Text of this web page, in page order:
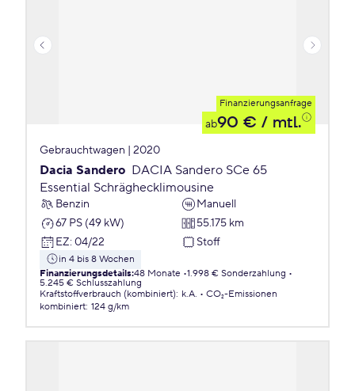
Finanzierungsanfrage
ab90 € / mtl.
Gebrauchtwagen | 2020
Dacia Sandero DACIA Sandero SCe 65
Essential Schräghecklimousine
Benzin
Manuell
67 PS (49 kW)
55.175 km
EZ: 04/22 Stoff
in 4 bis 8 Wochen
Finanzierungsdetails:48 Monate 1.998 € Sonderzahlung
5.245 € Schlusszahlung
Kraftstoffverbrauch (kombiniert): k.A.
CO₂-Emissionen
kombiniert: 124 g/km